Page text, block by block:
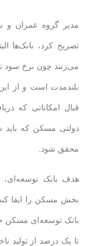
مدیر گروه عمران
تصریح کرد، بانک‌ها
بلندمدت است و از
قبال امکاناتی که
دولتی مسکن که باید
محقق شود.
هدف بانک توسعه‌ای،
بخش مسکن را ایفا
بانک توسعه‌ای مسکن
تا یک درصد از تولید